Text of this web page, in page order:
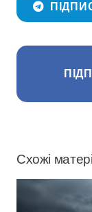
Схожі